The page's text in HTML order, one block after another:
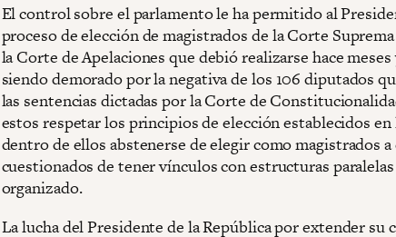
El control sobre el parlamento le ha permitido al
proceso de elección de magistrados de la Corte
la Corte de Apelaciones que debió realizarse hace
siendo demorado por la negativa de los 106 diputados
las sentencias dictadas por la Corte de
estos respetar los principios de elección establecidos
dentro de ellos abstenerse de elegir como magistrados
cuestionados de tener vínculos con estructuras
organizado.
La lucha del Presidente de la República por extender su